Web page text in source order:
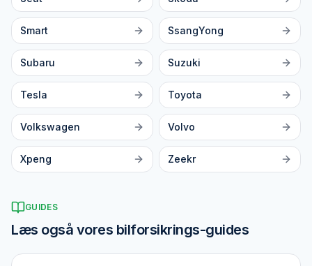
Smart SsangYong
Subaru Suzuki
Tesla Toyota
Volkswagen Volvo
Xpeng Zeekr
GUIDES
Læs også vores bilforsikrings-guides